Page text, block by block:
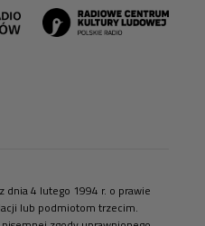
dnia 4 lutego 1994 r. o prawie
lub podmiotom trzecim.